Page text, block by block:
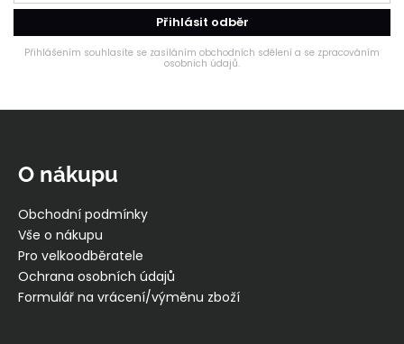
Přihlásit odběr
Přihlášením souhlasíte se zasíláním obchodních sdělení a se zpracováním
osobních údajů.
O nákupu
Obchodní podmínky
Vše o nákupu
Pro velkoodběratele
Ochrana osobních údajů
Formulář na vrácení/výměnu zboží